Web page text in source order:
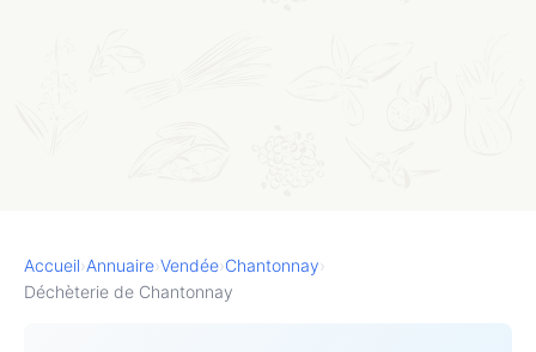
Accueil›Annuaire›Vendée›Chantonnay›
Déchèterie de Chantonnay